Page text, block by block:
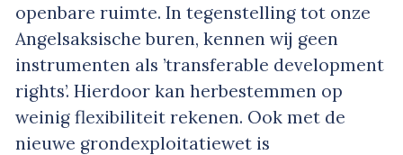
openbare ruimte. In tegenstelling tot onze
Angelsaksische buren, kennen wij geen
instrumenten als ’transferable development
rights’. Hierdoor kan herbestemmen op
weinig flexibiliteit rekenen. Ook met de
nieuwe grondexploitatiewet is